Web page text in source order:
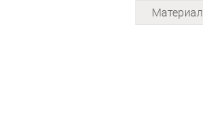
Материал